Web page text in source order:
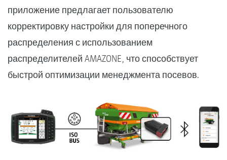
приложение предлагает пользователю
корректировку настройки для поперечного
распределения с использованием
распределителей AMAZONE, что способствует
быстрой оптимизации менеджмента посевов.